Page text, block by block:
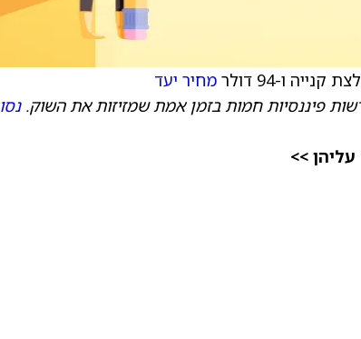
מחיר יעד
פיננסיות חמות בזמן אמת שמזיזות את השוק.נסו
>>